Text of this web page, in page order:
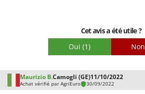
Cet avis a été utile ?
Oui (1) Non
Maurizio B.Camogli (GE)11/10/2022
Achat vérifié par AgriEuro 30/09/2022